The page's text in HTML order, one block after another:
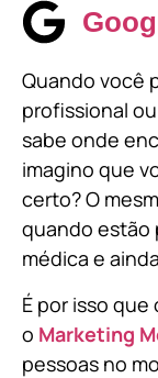
Quando você
profissional
sabe onde
imagino que
certo? O
quando estão
médica e
É por isso que
o Marketing
pessoas no